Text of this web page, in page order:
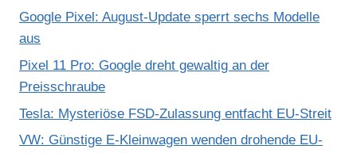
Google Pixel: August-Update sperrt sechs Modelle
aus
Pixel 11 Pro: Google dreht gewaltig an der
Preisschraube
Tesla: Mysteriöse FSD-Zulassung entfacht EU-Streit
VW: Günstige E-Kleinwagen wenden drohende EU-